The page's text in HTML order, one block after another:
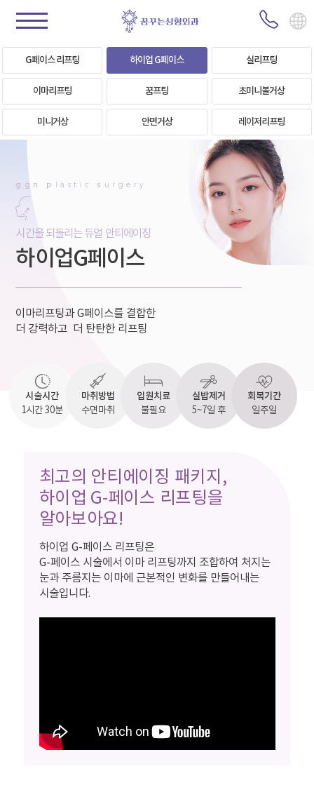
G페이스 리프팅 하이업 G페이스 실리프팅
이마리프팅 꿈프팅 초미니볼거상
미니거상 안면거상 레이저리프팅
ggn p lastic s urgery
시간을 되돌리는 듀얼 안티에이징
하이업G페이스
이마리프팅과 G페이스를 결합한
더 강력하고 더 탄탄한 리프팅
시술시간
1시간 30분
마취방법
수면마취
입원치료
불필요
실밥제거
5~7일 후
회복기간
일주일
최고의 안티에이징 패키지,
하이업 G-페이스 리프팅을
알아보아요!
하이업 G-페이스 리프팅은
G-페이스 시술에서 이마 리프팅까지 조합하여 처지는
눈과 주름지는 이마에 근본적인 변화를 만들어내는
시술입니다.